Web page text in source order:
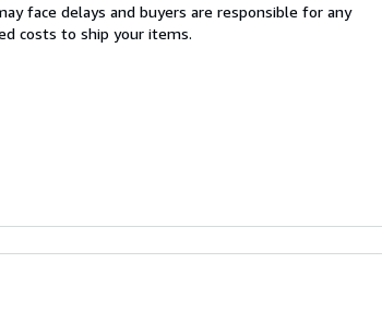
face delays and buyers are responsible for any
costs to ship your items.